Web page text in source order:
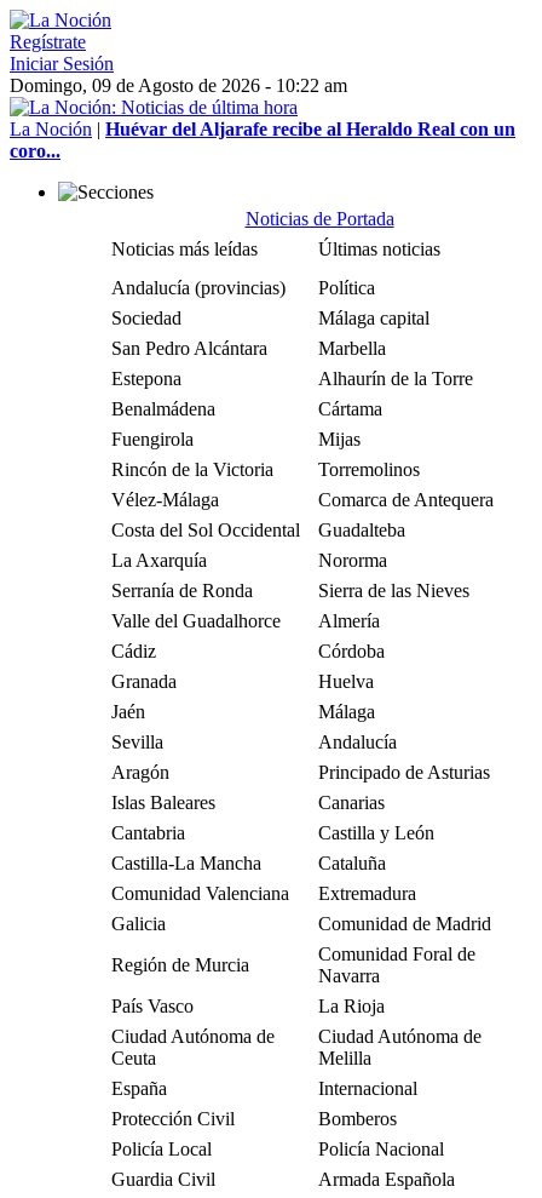
Regístrate
Iniciar Sesión
Domingo, 09 de Agosto de 2026 - 10:22 am
La Noción | Huévar del Aljarafe recibe al Heraldo Real con un
coro...
Noticias de Portada
Noticias más leídas
Últimas noticias
Andalucía (provincias)
Política
Sociedad
Málaga capital
San Pedro Alcántara
Marbella
Estepona
Alhaurín de la Torre
Benalmádena
Cártama
Fuengirola
Mijas
Rincón de la Victoria
Torremolinos
Vélez-Málaga
Comarca de Antequera
Costa del Sol Occidental
Guadalteba
La Axarquía
Nororma
Serranía de Ronda
Sierra de las Nieves
Valle del Guadalhorce
Almería
Cádiz
Córdoba
Granada
Huelva
Jaén
Málaga
Sevilla
Andalucía
Aragón
Principado de Asturias
Islas Baleares
Canarias
Cantabria
Castilla y León
Castilla-La Mancha
Cataluña
Comunidad Valenciana
Extremadura
Galicia
Comunidad de Madrid
Región de Murcia
Comunidad Foral de
Navarra
País Vasco
La Rioja
Ciudad Autónoma de
Ceuta
Ciudad Autónoma de
Melilla
España
Internacional
Protección Civil
Bomberos
Policía Local
Policía Nacional
Guardia Civil
Armada Española